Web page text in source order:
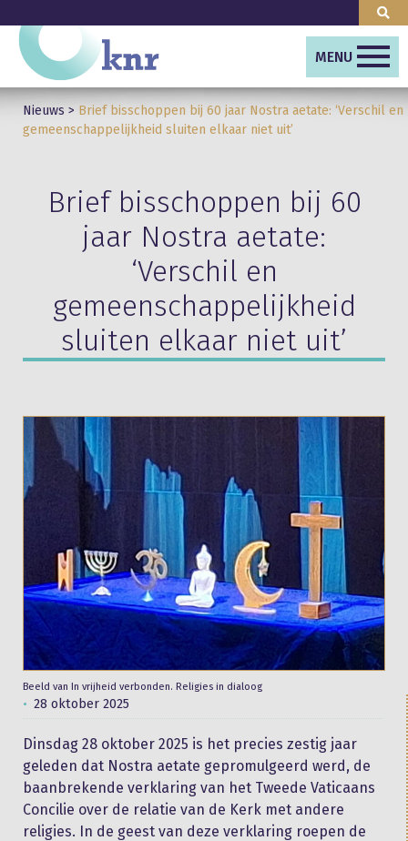
MENU
Nieuws > Brief bisschoppen bij 60 jaar Nostra aetate: ‘Verschil en
gemeenschappelijkheid sluiten elkaar niet uit’
Brief bisschoppen bij 60
jaar Nostra aetate:
‘Verschil en
gemeenschappelijkheid
sluiten elkaar niet uit’
Beeld van In vrijheid verbonden. Religies in dialoog
28 oktober 2025
Dinsdag 28 oktober 2025 is het precies zestig jaar
geleden dat Nostra aetate gepromulgeerd werd, de
baanbrekende verklaring van het Tweede Vaticaans
Concilie over de relatie van de Kerk met andere
religies. In de geest van deze verklaring roepen de